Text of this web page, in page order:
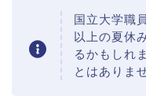
国立大学職
以上の夏休
るかもしれ
とはありま